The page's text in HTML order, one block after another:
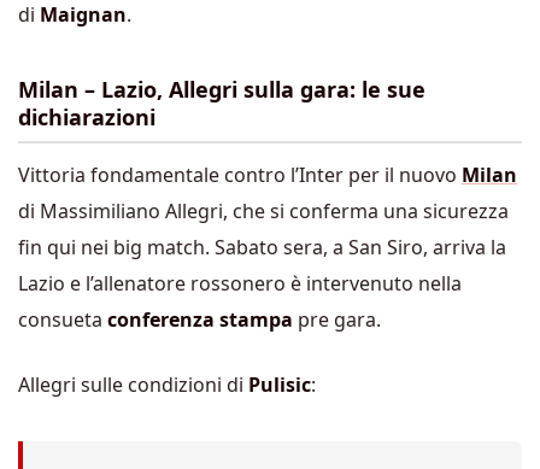
di Maignan.
Milan – Lazio, Allegri sulla gara: le sue
dichiarazioni
Vittoria fondamentale contro l’Inter per il nuovo Milan
di Massimiliano Allegri, che si conferma una sicurezza
fin qui nei big match. Sabato sera, a San Siro, arriva la
Lazio e l’allenatore rossonero è intervenuto nella
consueta conferenza stampa pre gara.
Allegri sulle condizioni di Pulisic: